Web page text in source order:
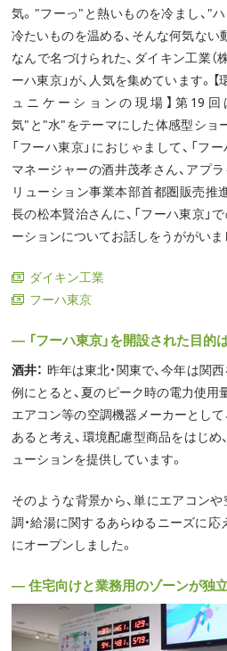
気。"フーっ"と熱いものを冷まし、"
冷たいものを温める、そんな何気ない
なんで名づけられた、ダイキン工業（株
ーハ東京」が、人気を集めています。【
ュニケーションの現場】第19回
気"と"水"をテーマにした体感型ショ
「フーハ東京」におじゃまして、「フー
マネージャーの酒井茂孝さん、アプラ
リューション事業本部首都圏販売推
長の松本賢治さんに、「フーハ東京」
ーションについてお話しをうががいま
ダイキン工業
フーハ東京
― 「フーハ東京」を開設された目的
酒井： 昨年は東北・関東で、今年は関
例にとると、夏のピーク時の電力使用
エアコン等の空調機器メーカーとして
あると考え、環境配慮型商品をはじめ
ューションを提供しています。
そのような背景から、単にエアコンや
調・給湯に関するあらゆるニーズに
にオープンしました。
― 住宅向けと業務用のゾーンが独